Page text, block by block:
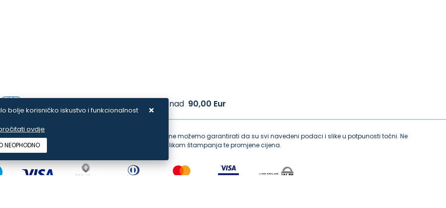
za narudžbe iznad 90,00 Eur
se dati što bolji i točniji opis i sliku. Unatoč tome, ne možemo garantirati da su svi navedeni podaci i slike u potpunosti točni. Ne
pogreške nastale u opisu proizvoda, greške prilikom štampanja te promjene cijena.
bolje korisničko iskustvo i funkcionalnost
ovdje
NEOPHODNO